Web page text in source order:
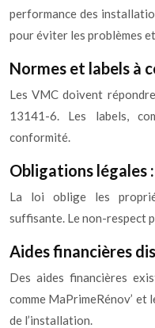
performance des
pour éviter les problèmes
Normes et labels à
Les VMC doivent
13141-6. Les labels,
conformité.
Obligations légales
La loi oblige les
suffisante. Le non-respect
Aides financières
Des aides financières
comme MaPrimeRénov’ et
de l’installation.